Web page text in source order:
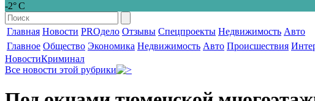
-2° С
Главная Новости PROдело Отзывы Спецпроекты Недвижимость Авто
Главное Общество Экономика Недвижимость Авто Происшествия
НовостиКриминал
Все новости этой рубрики